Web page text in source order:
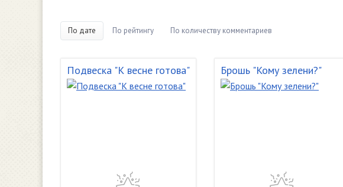
По дате По рейтингу По количеству комментариев
Подвеска "К весне готова" Брошь "Кому зелени?"